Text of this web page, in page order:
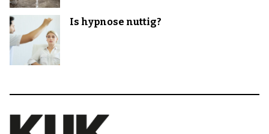
Is hypnose nuttig?